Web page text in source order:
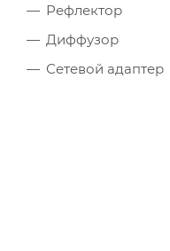
Рефлектор
Диффузор
Сетевой адаптер